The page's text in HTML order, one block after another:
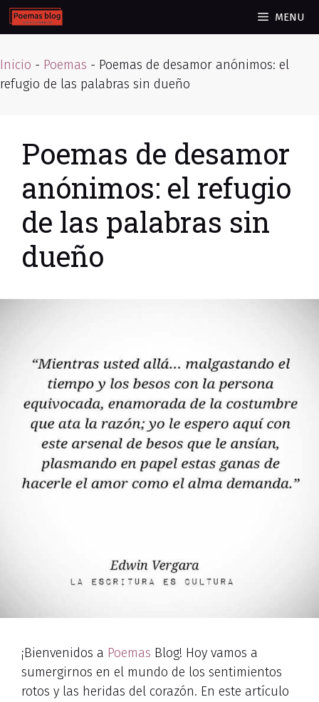
Skip
to
MENU
Inicio - Poemas - Poemas de desamor anónimos: el
refugio de las palabras sin dueño
Poemas de desamor
anónimos: el refugio
de las palabras sin
dueño
¡Bienvenidos a Poemas Blog! Hoy vamos a
sumergirnos en el mundo de los sentimientos
rotos y las heridas del corazón. En este artículo